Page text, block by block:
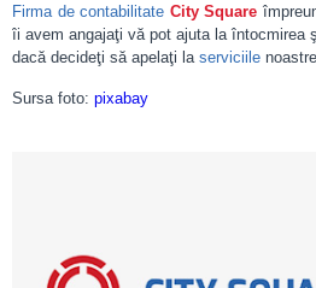
Firma de contabilitate City Square
îi avem angajaţi vă pot ajuta la întocmirea
dacă decideţi să apelaţi la serviciile
Sursa foto: pixabay